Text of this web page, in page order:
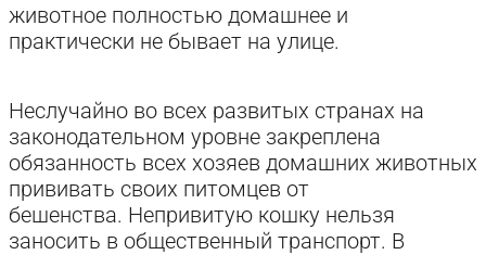
животное полностью домашнее и
практически не бывает на улице.
Неслучайно во всех развитых странах на
законодательном уровне закреплена
обязанность всех хозяев домашних животных
прививать своих питомцев от
бешенства. Непривитую кошку нельзя
заносить в общественный транспорт. В